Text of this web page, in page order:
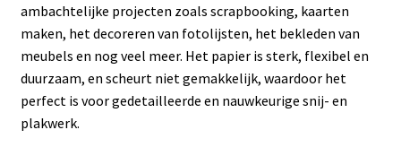
ambachtelijke projecten zoals scrapbooking, kaarten
maken, het decoreren van fotolijsten, het bekleden van
meubels en nog veel meer. Het papier is sterk, flexibel en
duurzaam, en scheurt niet gemakkelijk, waardoor het
perfect is voor gedetailleerde en nauwkeurige snij- en
plakwerk.